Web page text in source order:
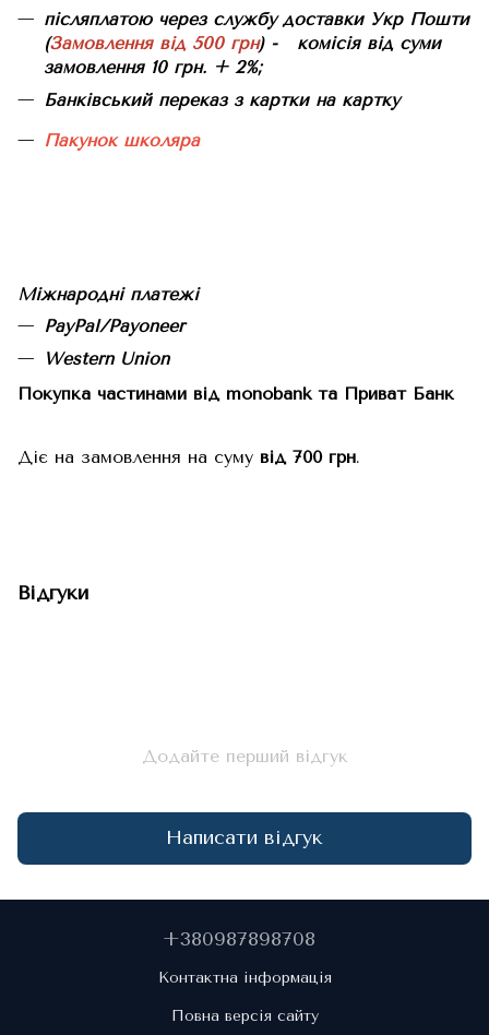
післяплатою через службу доставки Укр Пошти
(Замовлення від 500 грн) - комісія від суми
замовлення 10 грн. + 2%;
Банківський переказ з картки на картку
Пакунок школяра
Міжнародні платежі
PayPal/Payoneer
Western Union
Покупка частинами від monobank та Приват Банк
Діє на замовлення на суму від 700 грн.
Відгуки
Додайте перший відгук
Написати відгук
+380987898708
Контактна інформація
Повна версія сайту